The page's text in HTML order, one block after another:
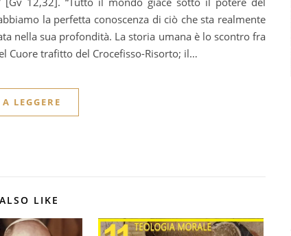
la perfetta conoscenza di ciò che sta realmente
nella sua profondità. La storia umana è lo scontro fra
Cuore trafitto del Crocefisso-Risorto; il…
LEGGERE
LIKE